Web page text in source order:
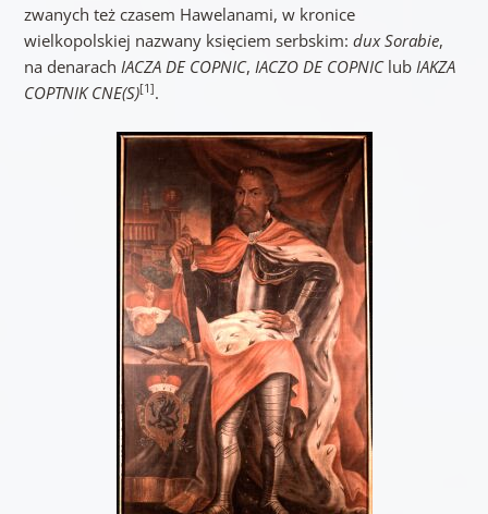
zwanych też czasem Hawelanami, w kronice
wielkopolskiej nazwany księciem serbskim: dux Sorabie,
na denarach IACZA DE COPNIC, IACZO DE COPNIClub IAKZA
COPTNIK CNE(S)[1].